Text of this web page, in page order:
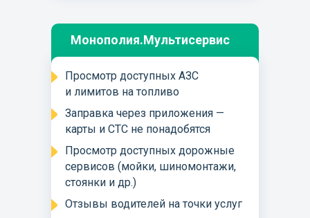
Монополия.Мультисервис
Просмотр доступных АЗС
и лимитов на топливо
Заправка через приложения —
карты и СТС не понадобятся
Просмотр доступных дорожные
сервисов (мойки, шиномонтажи,
стоянки и др.)
Отзывы водителей на точки услуг